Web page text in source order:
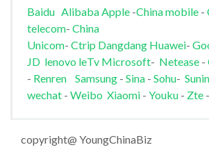
Baidu AlibabaApple-China mobile-
telecom- China
Unicom- Ctrip Dangdang Huawei-
JD lenovo leTv Microsoft- Netease-
- Renren Samsung- Sina- Sohu-
wechat - Weibo Xiaomi- Youku - Zte-
copyright@ YoungChinaBiz